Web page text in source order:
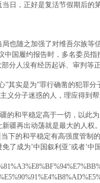
日，正好是复活节假期后的
也随之加强了对维吾尔族等
国履约报告时，多名委员
分人没有经历起诉、审判等
其实是为”罪行确凿的犯罪
义分子迷惑的人，理应得到
的和平稳定高于一切，以此
疆再出动荡就是最大的人权
下的和平稳定有高强度管制
了成为’中国叙利亚’或者’中